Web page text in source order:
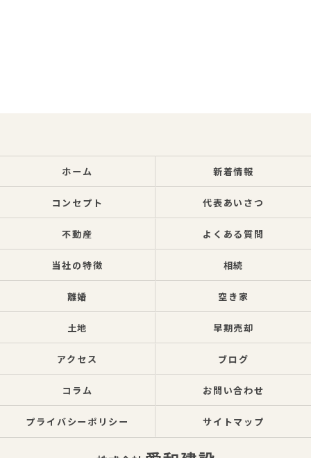
ホーム 新着情報
コンセプト 代表あいさつ
不動産 よくある質問
当社の特徴 相続
離婚 空き家
土地 早期売却
アクセス ブログ
コラム お問い合わせ
プライバシーポリシー サイトマップ